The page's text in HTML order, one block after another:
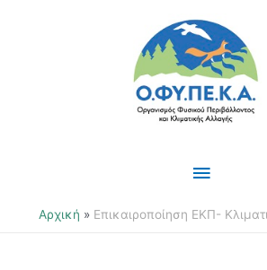
Κύριο
Μενού
Αρχική Επικαιροποίηση ΕΚΠ-